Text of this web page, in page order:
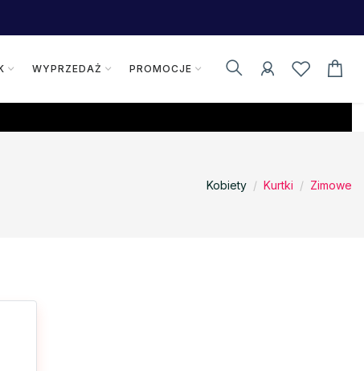
WYPRZEDAŻ PROMOCJE
Kobiety Kurtki Zimowe